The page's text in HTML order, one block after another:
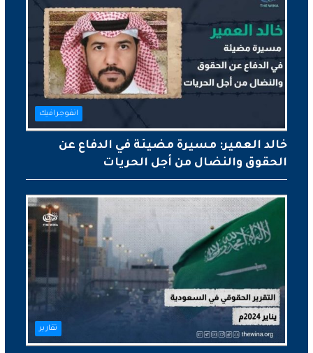
انفوجرافيك
خالد العمير: مسيرة مضيئة في الدفاع عن
الحقوق والنضال من أجل الحريات
تقارير